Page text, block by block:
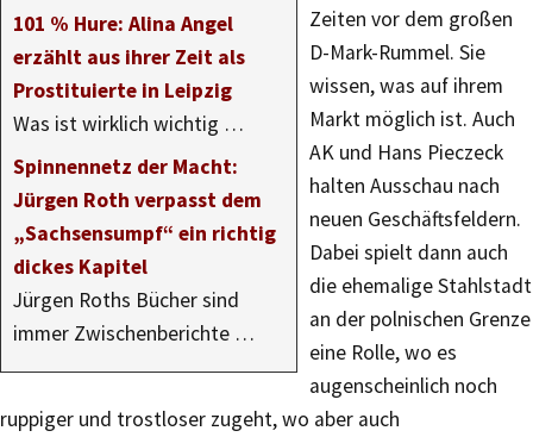
101 % Hure: Alina Angel
erzählt aus ihrer Zeit als
Prostituierte in Leipzig
Was ist wirklich wichtig …
Spinnennetz der Macht:
Jürgen Roth verpasst dem
„Sachsensumpf“ ein richtig
dickes Kapitel
Jürgen Roths Bücher sind
immer Zwischenberichte …
Zeiten vor dem großen
D-Mark-Rummel. Sie
wissen, was auf ihrem
Markt möglich ist. Auch
AK und Hans Pieczeck
halten Ausschau nach
neuen Geschäftsfeldern.
Dabei spielt dann auch
die ehemalige Stahlstadt
an der polnischen Grenze
eine Rolle, wo es
augenscheinlich noch
ruppiger und trostloser zugeht, wo aber auch